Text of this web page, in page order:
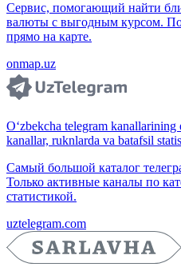
Сервис, помогающий найти
валюты с выгодным курсом.
прямо на карте.
onmap.uz
O‘zbekcha telegram
kanallar, ruknlarda va batafsil
Самый большой каталог
Только активные каналы по
статистикой.
uztelegram.com